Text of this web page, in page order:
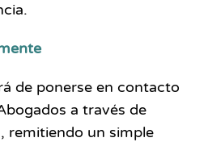
de ponerse en contacto
a través de
remitiendo un simple